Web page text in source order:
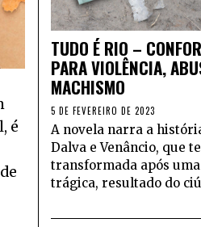
é
TUDO É RIO –
PARA VIOLÊNCIA,
MACHISMO
5 DE FEVEREIRO DE 2023
A novela narra a
Dalva e Venâncio, que
transformada após
trágica, resultado do